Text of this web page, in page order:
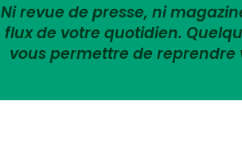
Ni revue de presse, ni
flux de votre quotidien.
vous permettre de